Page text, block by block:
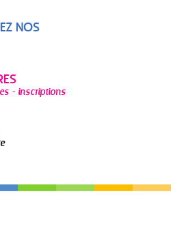
NOS
- inscriptions